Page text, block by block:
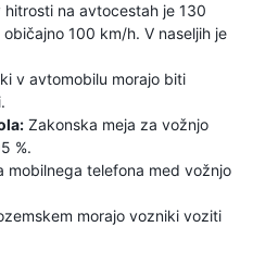
hitrosti na avtocestah je 130
100 km/h. V naseljih je
v avtomobilu morajo biti
Zakonska meja za vožnjo
%.
mobilnega telefona med vožnjo
morajo vozniki voziti